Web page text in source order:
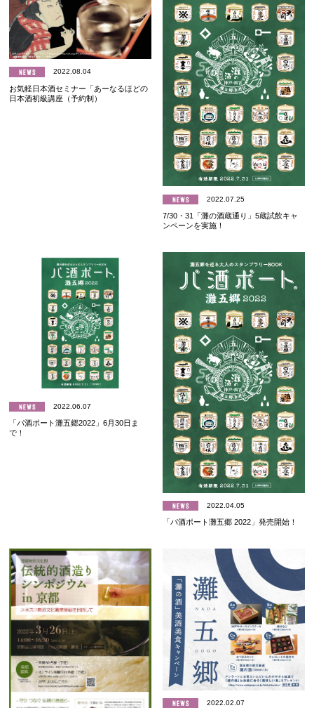
2022.08.04
お気軽日本酒セミナー「あーなるほどの
日本酒初級講座（予約制）
2022.07.25
7/30・31「灘の酒蔵通り」5蔵試飲キャ
ンペーンを実施！
2022.06.07
「パ酒ポート灘五郷2022」6月30日ま
で！
2022.04.05
「パ酒ポート灘五郷 2022」発売開始！
2022.02.07